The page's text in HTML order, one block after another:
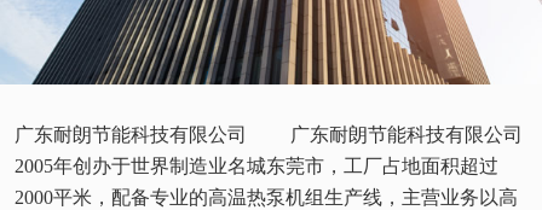
广东耐朗节能科技有限公司 广东耐朗节能科技有限公司
2005年创办于世界制造业名城东莞市，工厂占地面积超过
2000平米，配备专业的高温热泵机组生产线，主营业务以高